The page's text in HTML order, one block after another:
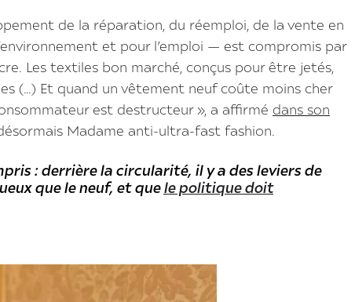
de la réparation, du réemploi, de la vente en
et pour l’emploi — est compromis par
Les textiles bon marché, conçus pour être jetés,
(…) Et quand un vêtement neuf coûte moins cher
est destructeur », a affirmé dans son
Madame anti-ultra-fast fashion.
: derrière la circularité, il y a des leviers de
que le neuf, et que le politique doit